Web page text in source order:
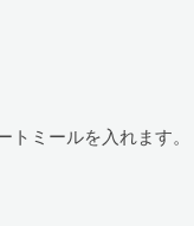
ミールを入れます。